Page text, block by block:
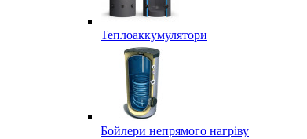
Теплоаккумулятори
Бойлери непрямого нагріву